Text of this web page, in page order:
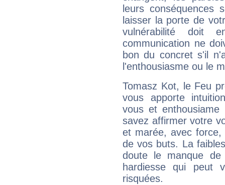
leurs conséquences
laisser la porte de
vulnérabilité doit
communication ne
bon du concret s'il
l'enthousiasme ou le
Tomasz Kot, le Feu
vous apporte
vous et
savez affirmer votre
et marée, avec
de vos buts. La
doute le manque
hardiesse qui peut
risquées.